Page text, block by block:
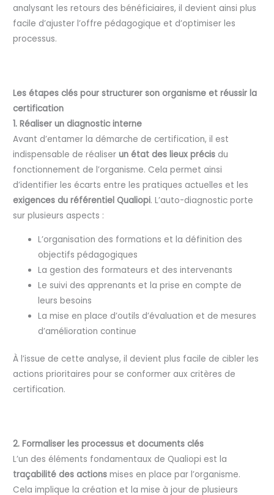
analysant les retours des bénéficiaires, il devient ainsi plus
facile d’ajuster l’offre pédagogique et d’optimiser les
processus.
Les étapes clés pour structurer son organisme et réussir la
certification
1. Réaliser un diagnostic interne
Avant d’entamer la démarche de certification, il est
indispensable de réaliserun état des lieux précis du
fonctionnement de l’organisme. Cela permet ainsi
d’identifier les écarts entre les pratiques actuelles et les
exigences du référentiel Qualiopi. L’auto-diagnostic porte
sur plusieurs aspects :
L’organisation des formations et la définition des
objectifs pédagogiques
La gestion des formateurs et des intervenants
Le suivi des apprenants et la prise en compte de
leurs besoins
La mise en place d’outils d’évaluation et de mesures
d’amélioration continue
À l’issue de cette analyse, il devient plus facile de cibler les
actions prioritaires pour se conformer aux critères de
certification.
2. Formaliser les processus et documents clés
L’un des éléments fondamentaux de Qualiopi est la
traçabilité des actions mises en place par l’organisme.
Cela implique la création et la mise à jour de plusieurs